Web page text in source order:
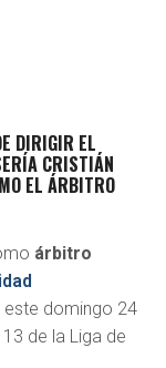
DIRIGIR EL
CRISTIÁN
EL ÁRBITRO
árbitro
este domingo 24
de la Liga de